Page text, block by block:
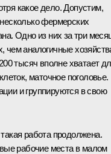
какое дело. Допустим,
фермерских
Одно из них за три
чем аналогичные
тысяч вполне хватает
маточное поголовье.
и группируются в свою
работа продолжена.
рабочие места в малом